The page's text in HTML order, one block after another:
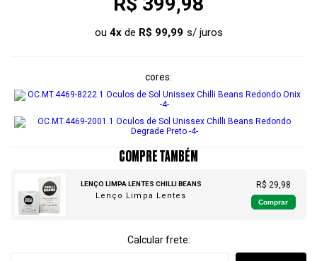
ou 4xde R$ 99,99
cores
COMPRE TAMBÉM
LENÇO LIMPA LENTES CHILLI BEANS
Lenço Limpa Lentes
R$ 29,98
Comprar
Calcular frete: